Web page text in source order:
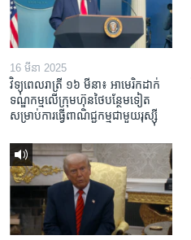
16 មីនា 2025
វិទ្យុពេលរាត្រី ១៦ មីនា៖ អាមេរិក​ដាក់​
ទណ្ឌកម្ម​លើ​ក្រុមហ៊ុន​ថៃ​បន្ថែម​ទៀត​
សម្រាប់​ការ​ធ្វើ​ពាណិជ្ជកម្ម​ជាមួយ​រុស្ស៊ី